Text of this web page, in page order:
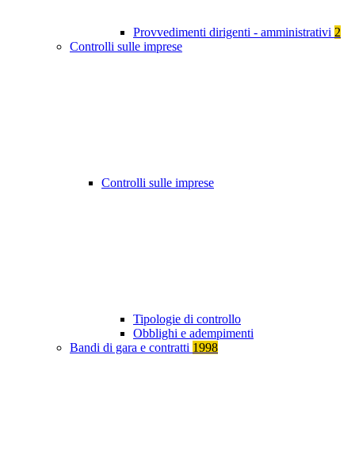
Provvedimenti dirigenti - amministrativi 2
Controlli sulle imprese
Controlli sulle imprese
Tipologie di controllo
Obblighi e adempimenti
Bandi di gara e contratti 1998